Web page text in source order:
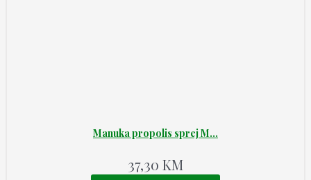
Manuka propolis sprej M...
37,30 KM